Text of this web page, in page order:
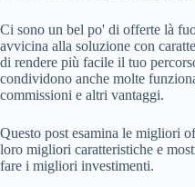
Ci sono un bel po' di offerte là
avvicina alla soluzione con
di rendere più facile il tuo
condividono anche molte
commissioni e altri vantaggi.
Questo post esamina le migliori
loro migliori caratteristiche e
fare i migliori investimenti.